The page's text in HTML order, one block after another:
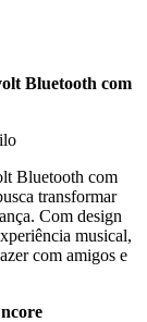
Bluetooth com
Bluetooth com
transformar
Com design
musical,
com amigos e